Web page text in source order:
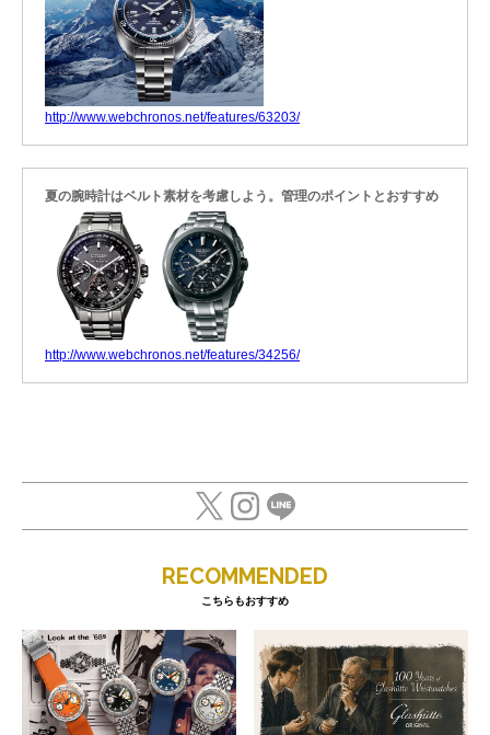
http://www.webchronos.net/features/63203/
夏の腕時計はベルト素材を考慮しよう。管理のポイントとおすすめ
http://www.webchronos.net/features/34256/
RECOMMENDED
こちらもおすすめ